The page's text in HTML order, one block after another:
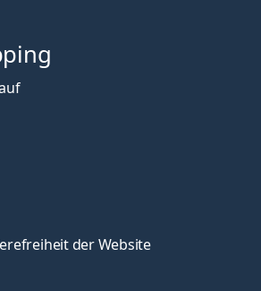
der Website